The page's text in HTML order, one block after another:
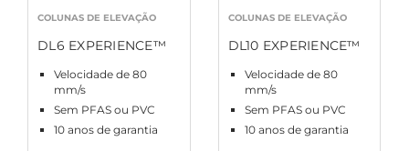
COLUNAS DE ELEVAÇÃO
DL6 EXPERIENCE™
Velocidade de 80
mm/s
Sem PFAS ou PVC
10 anos de garantia
COLUNAS DE ELEVAÇÃO
DL10 EXPERIENCE™
Velocidade de 80
mm/s
Sem PFAS ou PVC
10 anos de garantia